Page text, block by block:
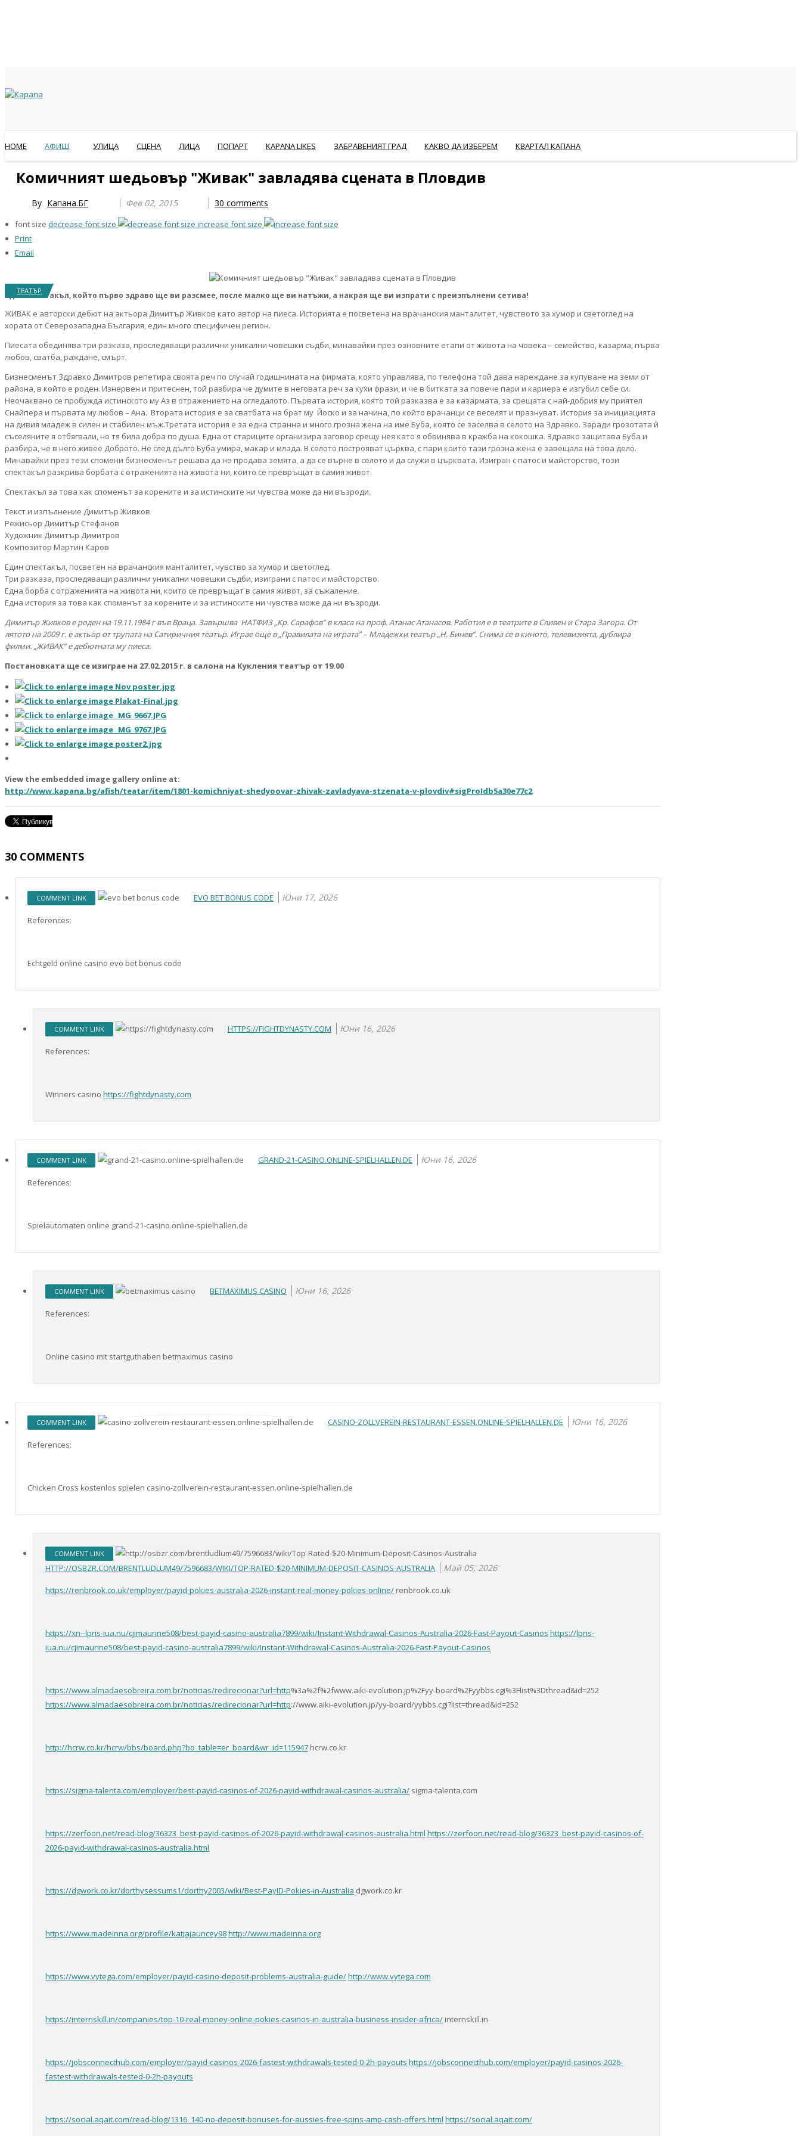
HOME АФИШ УЛИЦА СЦЕНА ЛИЦА ПОПАРТ KAPANA LIKES ЗАБРАВЕНИЯТ ГРАД КАКВО ДА ИЗБЕРЕМ КВАРТАЛ КАПАНА
Комичният шедьовър "Живак" завладява сцената в Пловдив
By Капана.БГ Фев 02, 2015 30 comments
font size decrease font size
increase font size
Print
Email
ТЕАТЪР
Един спектакъл, който първо здраво ще ви разсмее, после малко ще ви натъжи, а накрая ще ви изпрати с преизпълнени сетива!
ЖИВАК е авторски дебют на актьора Димитър Живков като автор на пиеса. Историята е посветена на врачанския манталитет, чувството за хумор и светоглед на
хората от Северозападна България, един много специфичен регион.
Пиесата обединява три разказа, проследяващи различни уникални човешки съдби, минавайки през озновните етапи от живота на човека – семейство, казарма, първа
любов, сватба, раждане, смърт.
Бизнесменът Здравко Димитров репетира своята реч по случай годишнината на фирмата, която управлява, по телефона той дава нареждане за купуване на земи от
района, в който е роден. Изнервен и притеснен, той разбира че думите в неговата реч за кухи фрази, и че в битката за повече пари и кариера е изгубил себе си.
Неочаквано се пробужда истинското му Аз в отражението на огледалото. Първата история, която той разказва е за казармата, за срещата с най-добрия му приятел
Снайпера и първата му любов – Ана. Втората история е за сватбата на брат му Йоско и за начина, по който врачанци се веселят и празнуват. История за инициацията
на дивия младеж в силен и стабилен мъж.Третата история е за една странна и много грозна жена на име Буба, която се заселва в селото на Здравко. Заради грозотата й
съселяните я отбягвали, но тя била добра по душа. Една от стариците организира заговор срещу нея като я обвинява в кражба на кокошка. Здравко защитава Буба и
разбира, че в него живее Доброто. Не след дълго Буба умира, макар и млада. В селото построяват църква, с пари които тази грозна жена е завещала на това дело.
Минавайки през тези спомени бизнесменът решава да не продава земята, а да се върне в селото и да служи в църквата. Изигран с патос и майсторство, този
спектакъл разкрива борбата с отраженията на живота ни, които се превръщат в самия живот.
Спектакъл за това как споменът за корените и за истинските ни чувства може да ни възроди.
Текст и изпълнение Димитър Живков
Режисьор Димитър Стефанов
Художник Димитър Димитров
Композитор Мартин Каров
Един спектакъл, посветен на врачанския манталитет, чувство за хумор и светоглед.
Три разказа, проследяващи различни уникални човешки съдби, изиграни с патос и майсторство.
Една борба с отраженията на живота ни, които се превръщат в самия живот, за съжаление.
Една история за това как споменът за корените и за истинските ни чувства може да ни възроди.
Димитър Живков е роден на 19.11.1984 г във Враца. Завършва НАТФИЗ „Кр. Сарафов” в класа на проф. Атанас Атанасов. Работил е в театрите в Сливен и Стара Загора. От
лятото на 2009 г. е актьор от трупата на Сатиричния театър. Играе още в „Правилата на играта” – Младежки театър „Н. Бинев”. Снима се в киното, телевизията, дублира
филми. „ЖИВАК” е дебютната му пиеса.
Постановката ще се изиграе на 27.02.2015 г. в салона на Кукления театър от 19.00
View the embedded image gallery online at:
http://www.kapana.bg/afish/teatar/item/1801-komichniyat-shedyoovar-zhivak-zavladyava-stzenata-v-plovdiv#sigProIdb5a30e77c2
30 COMMENTS
COMMENT LINK EVO BET BONUS CODE Юни 17, 2026
References:
Echtgeld online casino evo bet bonus code
COMMENT LINK HTTPS://FIGHTDYNASTY.COM Юни 16, 2026
References:
Winners casino https://fightdynasty.com
COMMENT LINK GRAND-21-CASINO.ONLINE-SPIELHALLEN.DE Юни 16, 2026
References:
Spielautomaten online grand-21-casino.online-spielhallen.de
COMMENT LINK BETMAXIMUS CASINO Юни 16, 2026
References:
Online casino mit startguthaben betmaximus casino
COMMENT LINK CASINO-ZOLLVEREIN-RESTAURANT-ESSEN.ONLINE-SPIELHALLEN.DE Юни 16, 2026
References:
Chicken Cross kostenlos spielen casino-zollverein-restaurant-essen.online-spielhallen.de
COMMENT LINK
HTTP://OSBZR.COM/BRENTLUDLUM49/7596683/WIKI/TOP-RATED-$20-MINIMUM-DEPOSIT-CASINOS-AUSTRALIA Май 05, 2026
https://renbrook.co.uk/employer/payid-pokies-australia-2026-instant-real-money-pokies-online/ renbrook.co.uk
https://xn--lpris-iua.nu/cjimaurine508/best-payid-casino-australia7899/wiki/Instant-Withdrawal-Casinos-Australia-2026-Fast-Payout-Casinos https://lpris-
iua.nu/cjimaurine508/best-payid-casino-australia7899/wiki/Instant-Withdrawal-Casinos-Australia-2026-Fast-Payout-Casinos
https://www.almadaesobreira.com.br/noticias/redirecionar?url=http%3a%2f%2fwww.aiki-evolution.jp%2Fyy-board%2Fyybbs.cgi%3Flist%3Dthread&id=252
https://www.almadaesobreira.com.br/noticias/redirecionar?url=http://www.aiki-evolution.jp/yy-board/yybbs.cgi?list=thread&id=252
http://hcrw.co.kr/hcrw/bbs/board.php?bo_table=er_board&wr_id=115947 hcrw.co.kr
https://sigma-talenta.com/employer/best-payid-casinos-of-2026-payid-withdrawal-casinos-australia/ sigma-talenta.com
https://zerfoon.net/read-blog/36323_best-payid-casinos-of-2026-payid-withdrawal-casinos-australia.html https://zerfoon.net/read-blog/36323_best-payid-casinos-of-
2026-payid-withdrawal-casinos-australia.html
https://dgwork.co.kr/dorthysessums1/dorthy2003/wiki/Best-PayID-Pokies-in-Australia dgwork.co.kr
https://www.madeinna.org/profile/katjajauncey98http://www.madeinna.org
https://www.vytega.com/employer/payid-casino-deposit-problems-australia-guide/http://www.vytega.com
https://internskill.in/companies/top-10-real-money-online-pokies-casinos-in-australia-business-insider-africa/ internskill.in
https://jobsconnecthub.com/employer/payid-casinos-2026-fastest-withdrawals-tested-0-2h-payouts https://jobsconnecthub.com/employer/payid-casinos-2026-
fastest-withdrawals-tested-0-2h-payouts
https://social.aqait.com/read-blog/1316_140-no-deposit-bonuses-for-aussies-free-spins-amp-cash-offers.html https://social.aqait.com/
Year
Month
Year
Month